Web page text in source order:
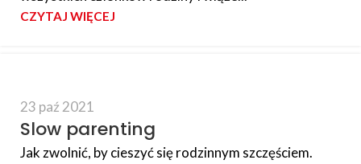
CZYTAJ WIĘCEJ
23 paź 2021
Slow parenting
Jak zwolnić, by cieszyć się rodzinnym szczęściem.